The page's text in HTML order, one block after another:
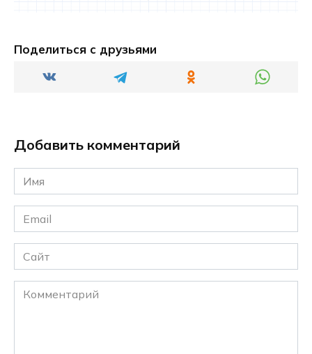
Поделиться с друзьями
Добавить комментарий
Имя
*
Email
*
Сайт
Комментарий